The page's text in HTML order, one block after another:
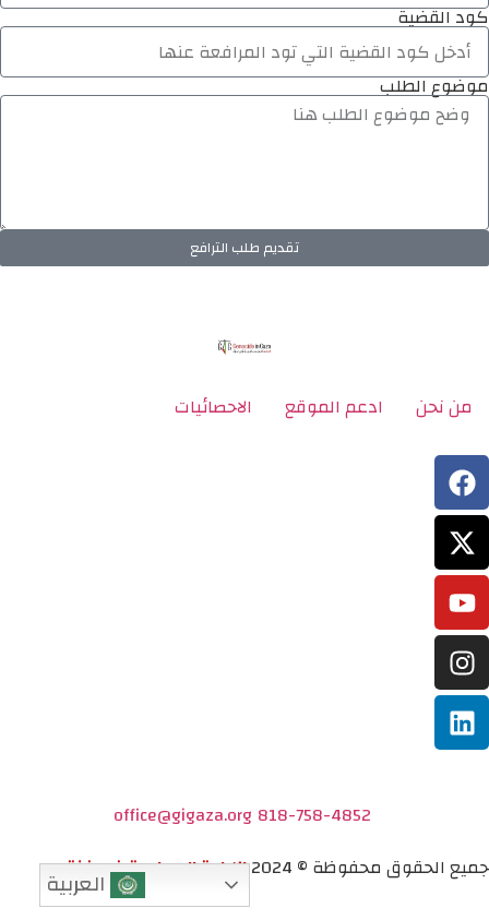
كود القضية
موضوع الطلب
تقديم طلب الترافع
من نحن ادعم الموقع الاحصائيات
818-758-4852
office@gigaza.org
جميع الحقوق محفوظة © 2024
الإبادة الجماعية في غزة
العربية